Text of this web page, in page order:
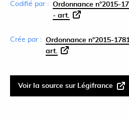
Codifié par : Ordonnance n°2015-
- art.
Crée par : Ordonnance n°2015-
art.
Voir la source sur Légifrance